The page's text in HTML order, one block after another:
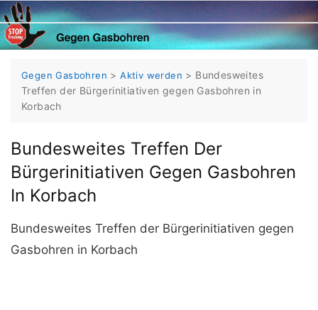
Skip
to
content
Gegen Gasbohren >Aktiv werden > Bundesweites
Treffen der Bürgerinitiativen gegen Gasbohren in
Korbach
Bundesweites Treffen Der
Bürgerinitiativen Gegen Gasbohren
In Korbach
Bundesweites Treffen der Bürgerinitiativen gegen
Gasbohren in Korbach